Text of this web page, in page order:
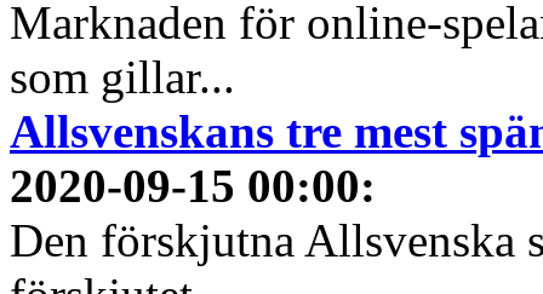
Marknaden för online-
som gillar...
Allsvenskans tre mest
2020-09-15 00:00:
Den förskjutna Allsvenska